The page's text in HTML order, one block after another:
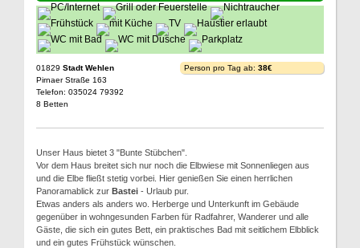
01829 Stadt Wehlen
Pirnaer Straße 163
Telefon: 035024 79392
8 Betten
Person pro Tag ab: 38€
Unser Haus bietet 3 "Bunte Stübchen".
Vor dem Haus breitet sich nur noch die Elbwiese mit Sonnenliegen aus
und die Elbe fließt stetig vorbei. Hier genießen Sie einen herrlichen
Panoramablick zur Bastei - Urlaub pur.
Etwas anders als anders wo. Herberge und Unterkunft im Gebäude
gegenüber in wohngesunden Farben für Radfahrer, Wanderer und alle
Gäste, die sich ein gutes Bett, ein praktisches Bad mit seitlichem Elbblick
und ein gutes Frühstück wünschen.